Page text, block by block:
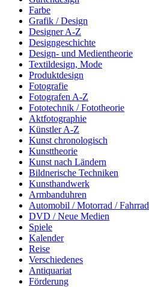
Farbe
Grafik / Design
Designer A-Z
Designgeschichte
Design- und Medientheorie
Textildesign, Mode
Produktdesign
Fotografie
Fotografen A-Z
Fototechnik / Fototheorie
Aktfotographie
Künstler A-Z
Kunst chronologisch
Kunsttheorie
Kunst nach Ländern
Bildnerische Techniken
Kunsthandwerk
Armbanduhren
Automobil / Motorrad / Fahrrad
DVD / Neue Medien
Spiele
Kalender
Reise
Verschiedenes
Antiquariat
Förderung